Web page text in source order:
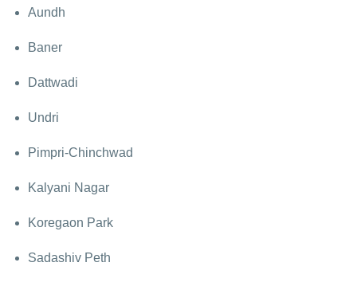
Aundh
Baner
Dattwadi
Undri
Pimpri-Chinchwad
Kalyani Nagar
Koregaon Park
Sadashiv Peth